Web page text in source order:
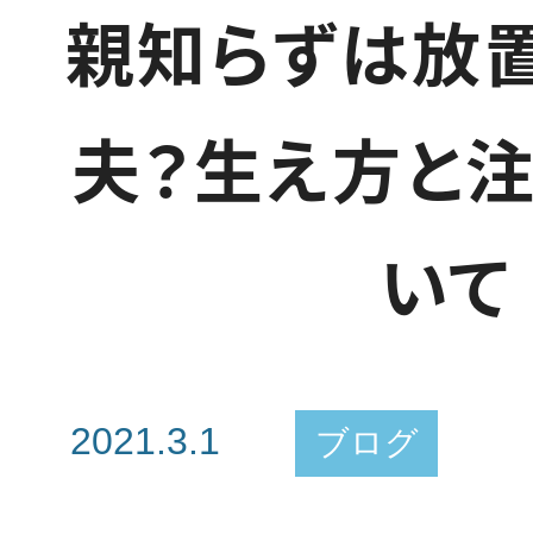
親知らずは放
夫？生え方と
いて
2021.3.1 ブログ